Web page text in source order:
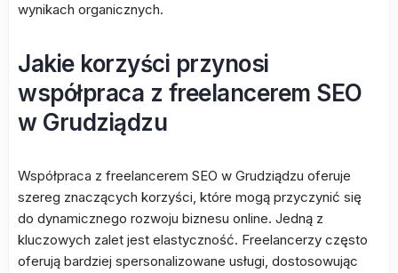
wynikach organicznych.
Jakie korzyści przynosi
współpraca z freelancerem SEO
w Grudziądzu
Współpraca z freelancerem SEO w Grudziądzu oferuje
szereg znaczących korzyści, które mogą przyczynić się
do dynamicznego rozwoju biznesu online. Jedną z
kluczowych zalet jest elastyczność. Freelancerzy często
oferują bardziej spersonalizowane usługi, dostosowując